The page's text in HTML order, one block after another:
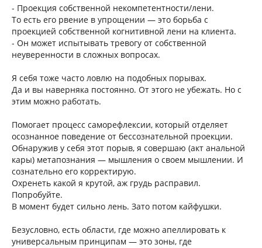
- Проекция собственной некомпетентности/лени.
То есть его рвение в упрощении — это борьба с
проекцией собственной когнитивной лени на клиента.
- Он может испытывать тревогу от собственной
неуверенности в сложных вопросах.
Я себя тоже часто ловлю на подобных порывах.
Да и вы наверняка постоянно. От этого не убежать. Но с
этим можно работать.
Помогает процесс саморефлексии, который отделяет
осознанное поведение от бессознательной проекции.
Обнаружив у себя этот порыв, я совершаю (акт анальной
кары) метапознания — мышления о своем мышлении. И
сознательно его корректирую.
Охренеть какой я крутой, аж грудь расправил.
Попробуйте.
В момент будет сильно лень. Зато потом кайфушки.
Безусловно, есть области, где можно апеллировать к
универсальным принципам — это зоны, где